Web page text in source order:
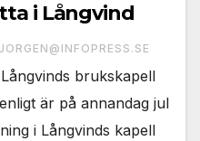
i Långvind
JORGEN@INFOPRESS.SE
brukskapell
är på annandag jul
i Långvinds kapell